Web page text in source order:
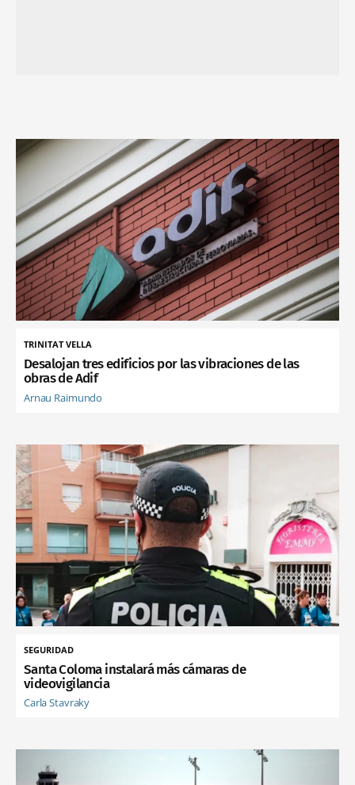
TRINITAT VELLA
Desalojan tres edificios por las vibraciones de las
obras de Adif
Arnau Raimundo
SEGURIDAD
Santa Coloma instalará más cámaras de
videovigilancia
Carla Stavraky